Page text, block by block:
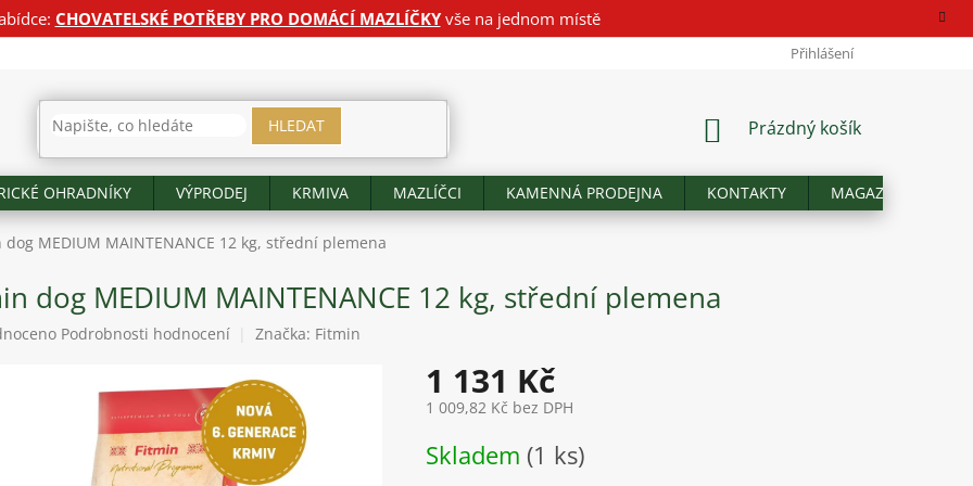
CHOVATELSKÉ POTŘEBY PRO DOMÁCÍ MAZLÍČKYvše na jednom místě
Přihlášení
HLEDAT
NÁKUPNÍ
Prázdný košík
OHRADNÍKY VÝPRODEJ KRMIVA MAZLÍČCI KAMENNÁ PRODEJNA KONTAKTY MAGAZÍN
dog MEDIUM MAINTENANCE 12 kg, střední plemena
dog MEDIUM MAINTENANCE 12 kg, střední plemena
Podrobnosti hodnocení Značka: Fitmin
1 131 Kč
1 009,82 Kč bez DPH
cena:
Skladem (1 ks)